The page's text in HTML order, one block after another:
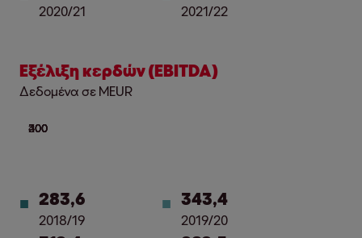
2020/21 2021/22
Εξέλιξη κερδών (EBITDA)
Δεδομένα σε MEUR
283,6
2018/19
343,4
2019/20